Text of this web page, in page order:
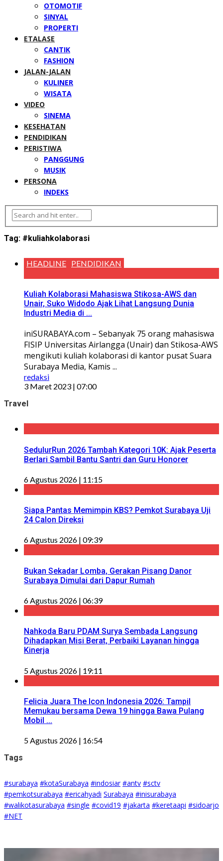
OTOMOTIF
SINYAL
PROPERTI
ETALASE
CANTIK
FASHION
JALAN-JALAN
KULINER
WISATA
VIDEO
SINEMA
KESEHATAN
PENDIDIKAN
PERISTIWA
PANGGUNG
MUSIK
PERSONA
INDEKS
Tag: #kuliahkolaborasi
HEADLINE PENDIDIKAN
Kuliah Kolaborasi Mahasiswa Stikosa-AWS dan
Unair, Suko Widodo Ajak Lihat Langsung Dunia
Industri Media di ...
iniSURABAYA.com – Sebanyak 75 orang mahasiswa
FISIP Universitas Airlangga (Unair) dan Stikosa-AWS
mengikuti kuliah kolaborasi di kantor pusat Suara
Surabaya Media, Kamis ...
redaksi
3 Maret 2023 | 07:00
Travel
SedulurRun 2026 Tambah Kategori 10K: Ajak Peserta
Berlari Sambil Bantu Santri dan Guru Honorer
6 Agustus 2026 | 11:15
Siapa Pantas Memimpin KBS? Pemkot Surabaya Uji
24 Calon Direksi
6 Agustus 2026 | 09:39
Bukan Sekadar Lomba, Gerakan Pisang Danor
Surabaya Dimulai dari Dapur Rumah
6 Agustus 2026 | 06:39
Nahkoda Baru PDAM Surya Sembada Langsung
Dihadapkan Misi Berat, Perbaiki Layanan hingga
Kinerja
5 Agustus 2026 | 19:11
Felicia Juara The Icon Indonesia 2026: Tampil
Memukau bersama Dewa 19 hingga Bawa Pulang
Mobil ...
5 Agustus 2026 | 16:54
Tags
#surabaya #kotaSurabaya #indosiar #antv #sctv
#pemkotsurabaya #ericahyadi Surabaya #inisurabaya
#walikotasurabaya #single #covid19 #jakarta #keretaapi #sidoarjo
#NET